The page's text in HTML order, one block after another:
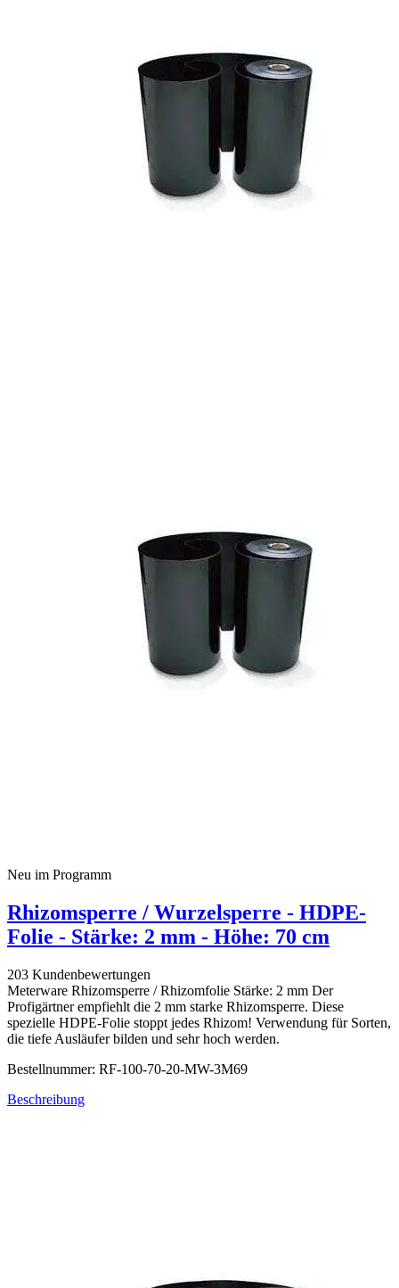
Neu im Programm
Rhizomsperre / Wurzelsperre - HDPE-
Folie - Stärke: 2 mm - Höhe: 70 cm
203 Kundenbewertungen
Meterware Rhizomsperre / Rhizomfolie Stärke: 2 mm Der
Profigärtner empfiehlt die 2 mm starke Rhizomsperre. Diese
spezielle HDPE-Folie stoppt jedes Rhizom! Verwendung für Sorten,
die tiefe Ausläufer bilden und sehr hoch werden.
Bestellnummer: RF-100-70-20-MW-3M69
Beschreibung